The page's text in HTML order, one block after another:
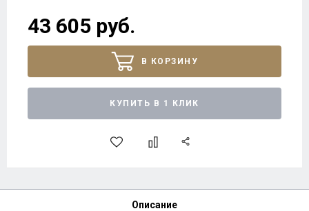
43 605 руб.
В КОРЗИНУ
КУПИТЬ В 1 КЛИК
Описание